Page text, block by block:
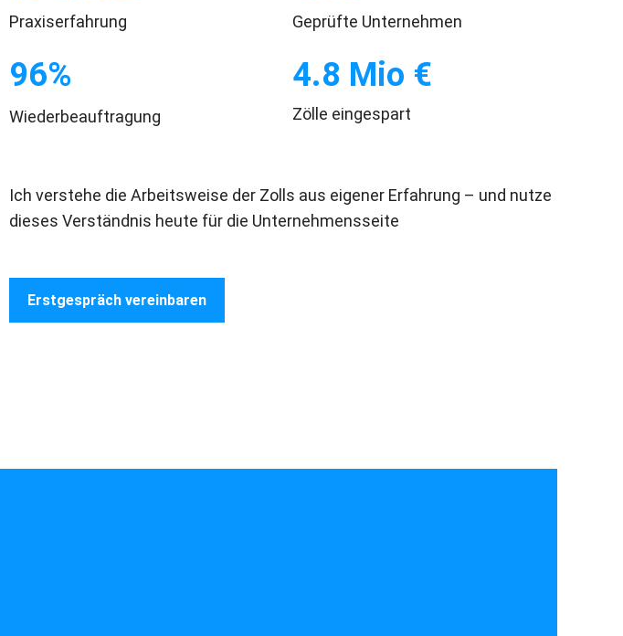
Praxiserfahrung Geprüfte Unternehmen
96%
Wiederbeauftragung
4.8 Mio €
Zölle eingespart
Ich verstehe die Arbeitsweise der Zolls aus eigener Erfahrung – und nutze
dieses Verständnis heute für die Unternehmensseite
Erstgespräch vereinbaren